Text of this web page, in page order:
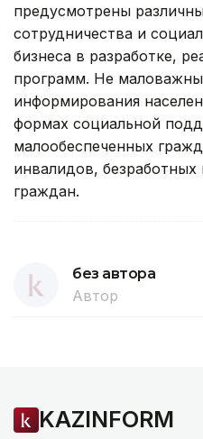
предусмотрены
сотрудничества и
бизнеса в разработке,
программ. Не
информирования
формах социальной
малообеспеченных
инвалидов, безработных
граждан.
без автора
Автор
KAZINFORM